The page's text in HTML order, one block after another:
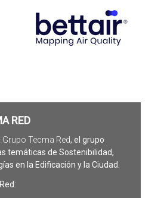
RED
Grupo Tecma Red, el grupo
temáticas de Sostenibilidad,
en la Edificación y la Ciudad.